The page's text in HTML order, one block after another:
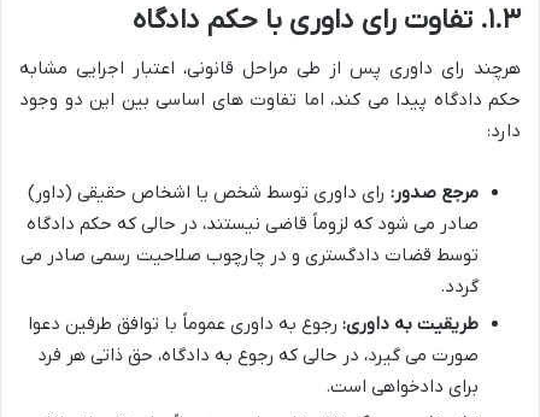
۱.۳. تفاوت رای داوری با حکم دادگاه
هرچند رای داوری پس از طی مراحل قانونی، اعتبار اجرایی مشابه
حکم دادگاه پیدا می کند، اما تفاوت های اساسی بین این دو وجود
دارد:
مرجع صدور: رای داوری توسط شخص یا اشخاص حقیقی (داور)
صادر می شود که لزوماً قاضی نیستند، در حالی که حکم دادگاه
توسط قضات دادگستری و در چارچوب صلاحیت رسمی صادر می
گردد.
طریقیت به داوری: رجوع به داوری عموماً با توافق طرفین دعوا
صورت می گیرد، در حالی که رجوع به دادگاه، حق ذاتی هر فرد
برای دادخواهی است.